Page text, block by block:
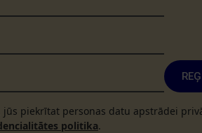
jūs piekrītat personas datu apstrādei
politika.